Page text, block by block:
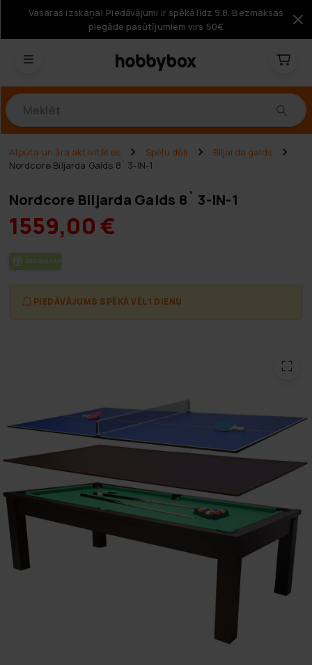
Vasaras izskaņa! Piedāvājumi ir spēkā līdz 9.8. Bezmaksas
piegāde pasūtījumiem virs 50€
Atpūta un āra aktivitātes Spēļu dēļi
Biljarda galds
Nordcore Biljarda Galds 8` 3-IN-1
Nordcore Biljarda Galds 8` 3-IN-1
1559,00 €
BEZ­MAK­SAS PIE­GĀ­DE
PIEDĀVĀJUMS SPĒKĀ VĒL 1 DIENU